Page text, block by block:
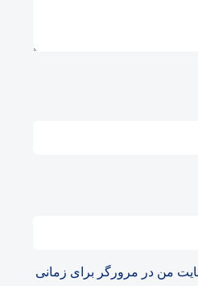
من در مرورگر برای زمانی